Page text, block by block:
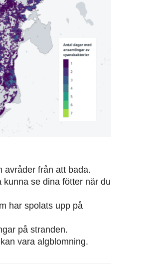
avråder från att bada.
kunna se dina fötter när du
har spolats upp på
på stranden.
vara algblomning.